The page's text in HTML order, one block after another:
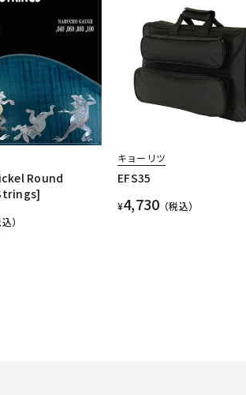
Round
）
キョーリツ
EFS35
¥4,730 （税込）